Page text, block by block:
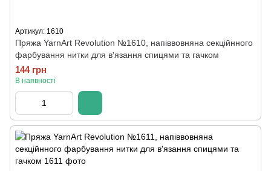
Артикул: 1610
Пряжа YarnArt Revolution №1610, напіввовняна секційнного
фарбування нитки для в'язання спицями та гачком
144 грн
В наявності